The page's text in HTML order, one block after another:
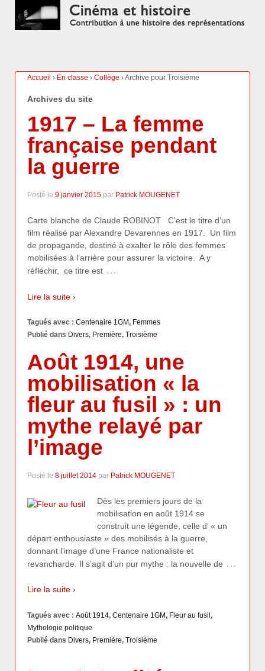
Accueil › En classe › Collège ›Archive pour Troisième
Archives du site
1917 – La femme
française pendant
la guerre
Posté le 9 janvier 2015 par Patrick MOUGENET
Carte blanche de Claude ROBINOT C’est le titre d’un
film réalisé par Alexandre Devarennes en 1917. Un film
de propagande, destiné à exalter le rôle des femmes
mobilisées à l’arrière pour assurer la victoire. A y
réfléchir, ce titre est …
Lire la suite ›
Tagués avec : Centenaire 1GM, Femmes
Publié dans Divers, Première, Troisième
Août 1914, une
mobilisation « la
fleur au fusil » : un
mythe relayé par
l’image
Posté le 8 juillet 2014 par Patrick MOUGENET
Dès les premiers jours de la
mobilisation en août 1914 se
construit une légende, celle d’ « un
départ enthousiaste » des mobilisés à la guerre,
donnant l’image d’une France nationaliste et
revancharde. Il s’agit d’un pur mythe : la nouvelle de …
Lire la suite ›
Tagués avec : Août 1914, Centenaire 1GM, Fleur au fusil,
Mythologie politique
Publié dans Divers, Première, Troisième